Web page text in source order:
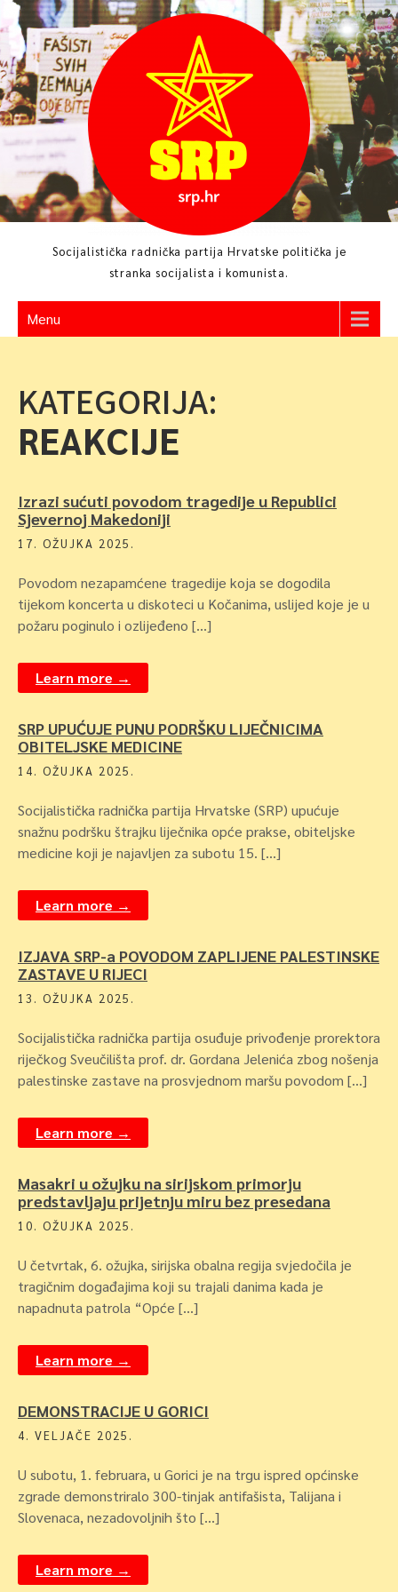
Skip
to
content
Socijalistička radnička partija Hrvatske politička je
stranka socijalista i komunista.
Menu
KATEGORIJA:
REAKCIJE
Izrazi sućuti povodom tragedije u Republici
Sjevernoj Makedoniji
17. OŽUJKA 2025.
Povodom nezapamćene tragedije koja se dogodila
tijekom koncerta u diskoteci u Kočanima, uslijed koje je u
požaru poginulo i ozlijeđeno […]
Learn more →
SRP UPUĆUJE PUNU PODRŠKU LIJEČNICIMA
OBITELJSKE MEDICINE
14. OŽUJKA 2025.
Socijalistička radnička partija Hrvatske (SRP) upućuje
snažnu podršku štrajku liječnika opće prakse, obiteljske
medicine koji je najavljen za subotu 15. […]
Learn more →
IZJAVA SRP-a POVODOM ZAPLIJENE PALESTINSKE
ZASTAVE U RIJECI
13. OŽUJKA 2025.
Socijalistička radnička partija osuđuje privođenje prorektora
riječkog Sveučilišta prof. dr. Gordana Jelenića zbog nošenja
palestinske zastave na prosvjednom maršu povodom […]
Learn more →
Masakri u ožujku na sirijskom primorju
predstavljaju prijetnju miru bez presedana
10. OŽUJKA 2025.
U četvrtak, 6. ožujka, sirijska obalna regija svjedočila je
tragičnim događajima koji su trajali danima kada je
napadnuta patrola “Opće […]
Learn more →
DEMONSTRACIJE U GORICI
4. VELJAČE 2025.
U subotu, 1. februara, u Gorici je na trgu ispred općinske
zgrade demonstriralo 300-tinjak antifašista, Talijana i
Slovenaca, nezadovoljnih što […]
Learn more →